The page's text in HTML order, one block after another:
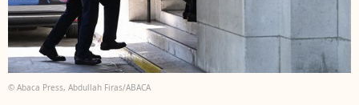
© Abaca Press, Abdullah Firas/ABACA